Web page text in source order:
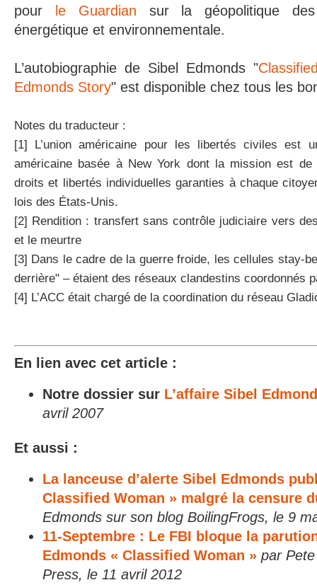
pour
le Guardian sur la géopolitique des
énergétique et environnementale.
L’autobiographie de Sibel Edmonds "
Edmonds Story" est disponible chez tous les
Notes du traducteur :
[1] L’union américaine pour les libertés civiles est
américaine basée à New York dont la mission est
droits et libertés individuelles garanties à chaque
lois des États-Unis.
[2] Rendition : transfert sans contrôle judiciaire vers
et le meurtre
[3] Dans le cadre de la guerre froide, les cellules stay-
derrière" – étaient des réseaux clandestins coordonnés
[4] L’ACC était chargé de la coordination du réseau
En lien avec cet article :
Notre dossier sur L’affaire Sibel
avril 2007
Et aussi :
La lanceuse d’alerte Sibel Edmonds
Classified Woman » malgré la censure
Edmonds sur son blog BoilingFrogs, le 9
11-Septembre : Le FBI bloque la
Edmonds « Classified Woman » par
Press, le 11 avril 2012